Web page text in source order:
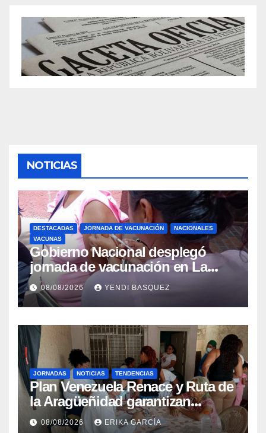
NOTICIAS
DESTACADAS JORNADA DE VACUNACIÓN
NACIONALES
VACUNAS
Gobierno Nacional desplegó
jornada de vacunación en La
Guaira para garantizar protección
epidemiológica
08/08/2026 YENDI BASQUEZ
JORNADAS NOTICIAS TENDENCIAS
Plan Venezuela Renace y Ruta de
la Aragüeñidad garantizan
atención médica integral en
08/08/2026 ERIKA GARCÍA